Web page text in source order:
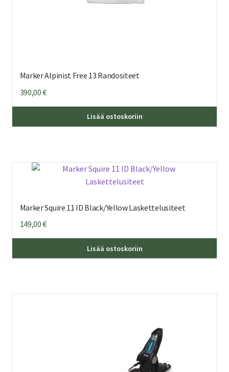
Marker Alpinist Free 13 Randositeet
390,00€
Lisää ostoskoriin
Marker Squire 11 ID Black/Yellow Laskettelusiteet
149,00€
Lisää ostoskoriin